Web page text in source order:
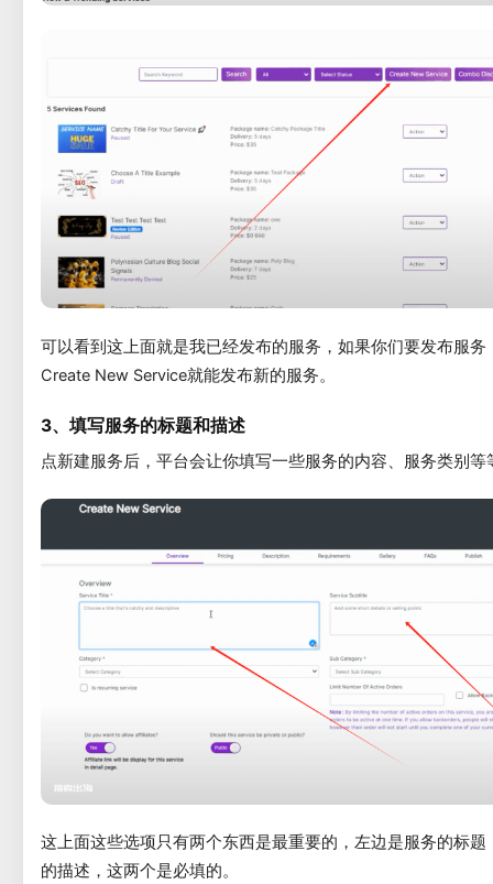
可以看到这上面就是我已经发布的服务，如果你们要发布服务
Create New Service就能发布新的服务。
3、填写服务的标题和描述
点新建服务后，平台会让你填写一些服务的内容、服务类别等
这上面这些选项只有两个东西是最重要的，左边是服务的标题
的描述，这两个是必填的。